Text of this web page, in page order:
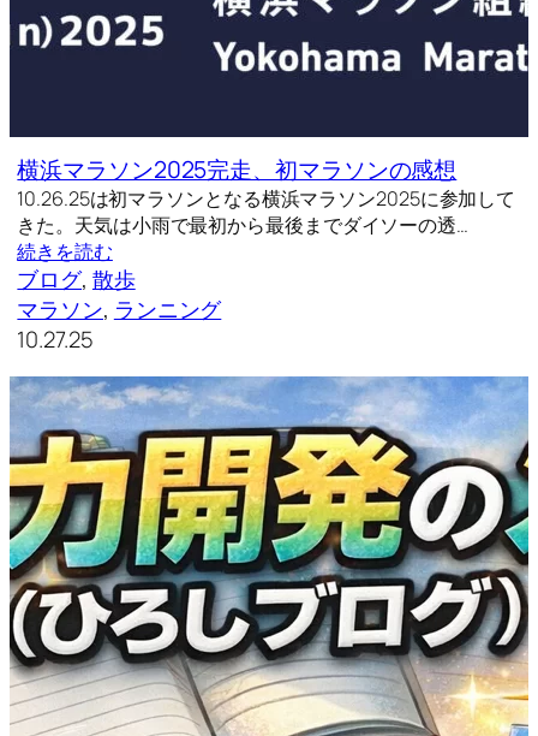
横浜マラソン2025完走、初マラソンの感想
10.26.25は初マラソンとなる横浜マラソン2025に参加して
きた。天気は小雨で最初から最後までダイソーの透…
続きを読む
ブログ, 散歩
マラソン, ランニング
10.27.25